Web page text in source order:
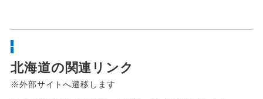
北海道の関連リンク
※外部サイトへ遷移します